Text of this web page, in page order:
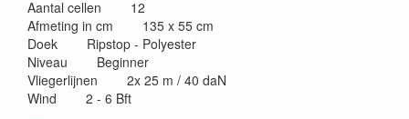
Aantal cellen 12
Afmeting in cm 135 x 55 cm
Doek Ripstop - Polyester
Niveau Beginner
Vliegerlijnen 2x 25 m / 40 daN
Wind 2 - 6 Bft